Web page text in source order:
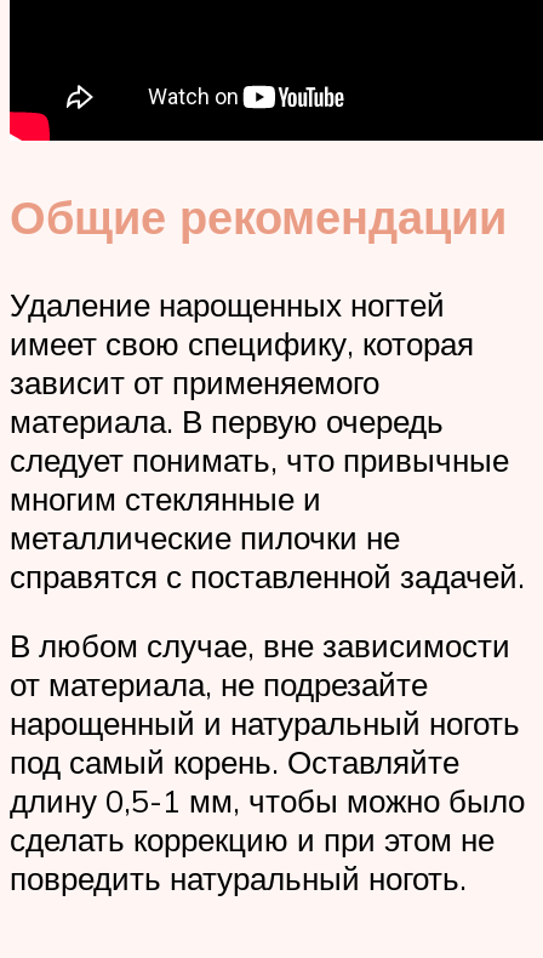
Общие рекомендации
Удаление нарощенных ногтей
имеет свою специфику, которая
зависит от применяемого
материала. В первую очередь
следует понимать, что привычные
многим стеклянные и
металлические пилочки не
справятся с поставленной задачей.
В любом случае, вне зависимости
от материала, не подрезайте
нарощенный и натуральный ноготь
под самый корень. Оставляйте
длину 0,5-1 мм, чтобы можно было
сделать коррекцию и при этом не
повредить натуральный ноготь.